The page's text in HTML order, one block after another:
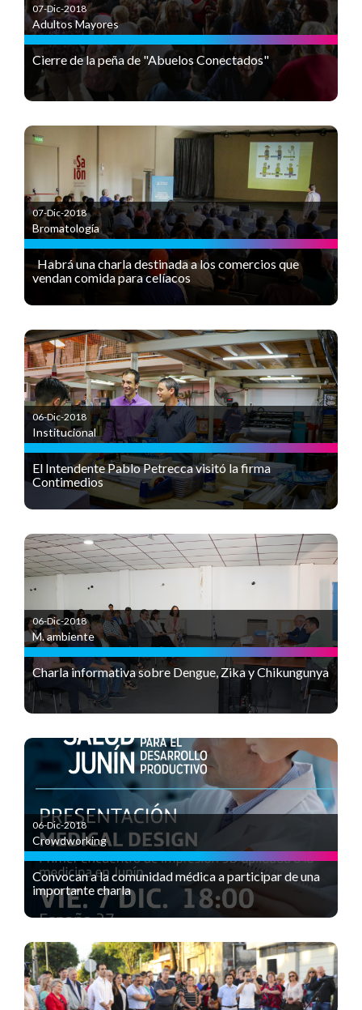
07-Dic-2018
Adultos Mayores
Cierre de la peña de "Abuelos Conectados"
07-Dic-2018
Bromatología
Habrá una charla destinada a los comercios que
vendan comida para celíacos
06-Dic-2018
Institucional
El Intendente Pablo Petrecca visitó la firma
Contimedios
06-Dic-2018
M. ambiente
Charla informativa sobre Dengue, Zika y Chikungunya
06-Dic-2018
Crowdworking
Convocan a la comunidad médica a participar de una
importante charla